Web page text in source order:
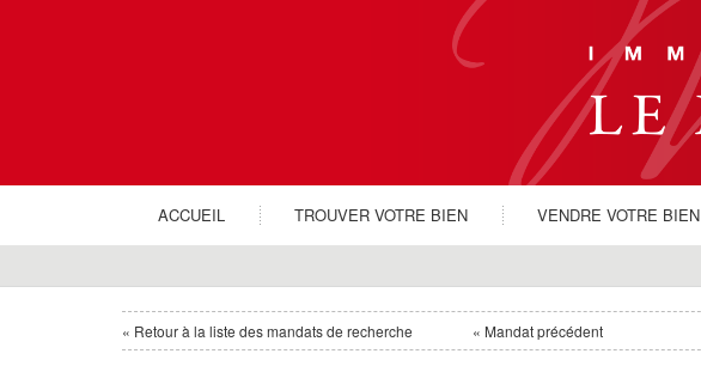
ACCUEIL TROUVER VOTRE BIEN VENDRE VOTRE BIEN
« Retour à la liste des mandats de recherche « Mandat précédent